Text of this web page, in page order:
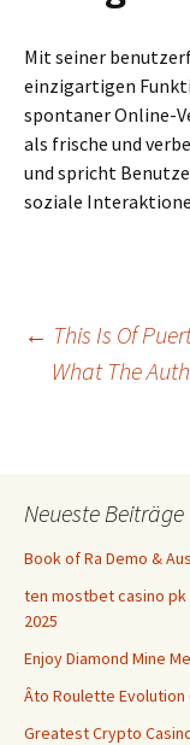
Mit seiner
einzigartigen
spontaner Online-
als frische und
und spricht
soziale
← This Is Of
What The
Neueste Beiträge
Book of Ra Demo &
ten mostbet casino pk
2025
Enjoy Diamond Mine
Âto Roulette
Greatest Crypto